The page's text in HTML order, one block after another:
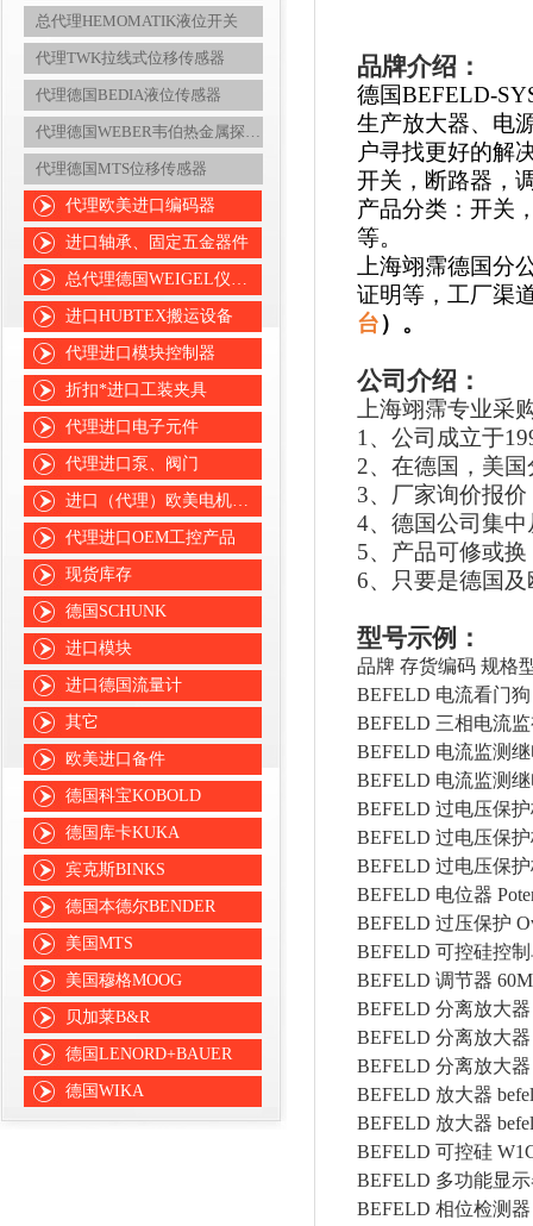
总代理HEMOMATIK液位开关
代理TWK拉线式位移传感器
代理德国BEDIA液位传感器
代理德国WEBER韦伯热金属探测器
代理德国MTS位移传感器
代理欧美进口编码器
进口轴承、固定五金器件
总代理德国WEIGEL仪表仪器
进口HUBTEX搬运设备
代理进口模块控制器
折扣*进口工装夹具
代理进口电子元件
代理进口泵、阀门
进口（代理）欧美电机、风机
代理进口OEM工控产品
现货库存
德国SCHUNK
进口模块
进口德国流量计
其它
欧美进口备件
德国科宝KOBOLD
德国库卡KUKA
宾克斯BINKS
德国本德尔BENDER
美国MTS
美国穆格MOOG
贝加莱B&R
德国LENORD+BAUER
德国WIKA
品牌介绍：
德国BEFELD-
生产放大器、电
户寻找更好的
开关，断路器，
产品分类：开关
等。
上海翊霈德国分
证明等，工厂渠
台）。
公司介绍：
上海翊霈专业采
1、公司成立于
2、在德国，美
3、厂家询价报
4、德国公司集
5、产品可修或
6、只要是德国
型号示例：
品牌 存货编码 规格
BEFELD 电流看门狗
BEFELD 三相电流
BEFELD 电流监测
BEFELD 电流监测
BEFELD 过电压保
BEFELD 过电压保
BEFELD 过电压保
BEFELD 电位器
BEFELD 过压保护
BEFELD 可控硅控
BEFELD 调节器
BEFELD 分离放大器
BEFELD 分离放大器
BEFELD 分离放大器
BEFELD 放大器
BEFELD 放大器
BEFELD 可控硅
BEFELD 多功能显
BEFELD 相位检测器